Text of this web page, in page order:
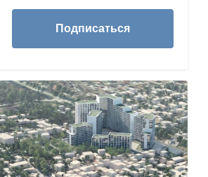
Подписаться